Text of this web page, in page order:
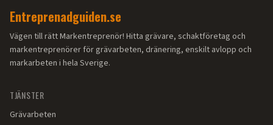
Entreprenadguiden.se
Vägen till rätt Markentreprenör! Hitta grävare, schaktföretag och
markentreprenörer för grävarbeten, dränering, enskilt avlopp och
markarbeten i hela Sverige.
TJÄNSTER
Grävarbeten